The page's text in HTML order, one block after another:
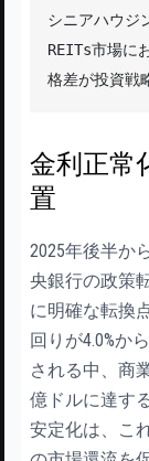
シニアハウジ
REITs市場に
格差が投資戦
金利正常
置
2025年後半か
央銀行の政策
に明確な転換
回りが4.0%か
される中、商
億ドルに達す
安定化は、こ